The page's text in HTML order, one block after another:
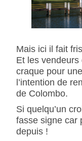
​Mais ici il fait
Et les vendeurs
craque pour
l’intention de
de Colombo.
Si quelqu’un
fasse signe car
depuis !